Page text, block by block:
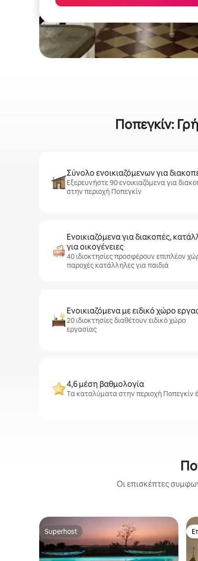
Ποπεγκίν:
Σύνολο ενοικιαζόμενων για
Εξερευνήστε 90 ενοικιαζόμενα για
στην περιοχή Ποπεγκίν
Ενοικιαζόμενα για διακοπές,
για οικογένειες
40 ιδιοκτησίες προσφέρουν επιπλέον
παροχές κατάλληλες για παιδιά
Ενοικιαζόμενα με ειδικό χώρο
20 ιδιοκτησίες διαθέτουν ειδικό χώρο
εργασίας
4,6 μέση βαθμολογία
Τα καταλύματα στην περιοχή Ποπεγκίν
Οι επισκέπτες
Superhost
Superhost